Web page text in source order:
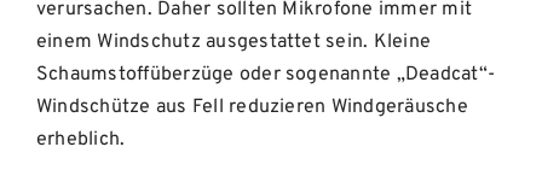
verursachen. Daher sollten Mikrofone immer mit
einem Windschutz ausgestattet sein. Kleine
Schaumstoffüberzüge oder sogenannte „Deadcat“-
Windschütze aus Fell reduzieren Windgeräusche
erheblich.